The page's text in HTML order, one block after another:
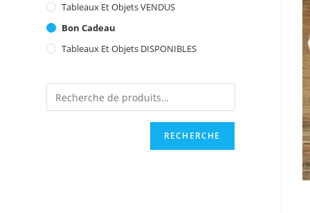
Tableaux Et Objets VENDUS
Bon Cadeau
Tableaux Et Objets DISPONIBLES
RECHERCHE